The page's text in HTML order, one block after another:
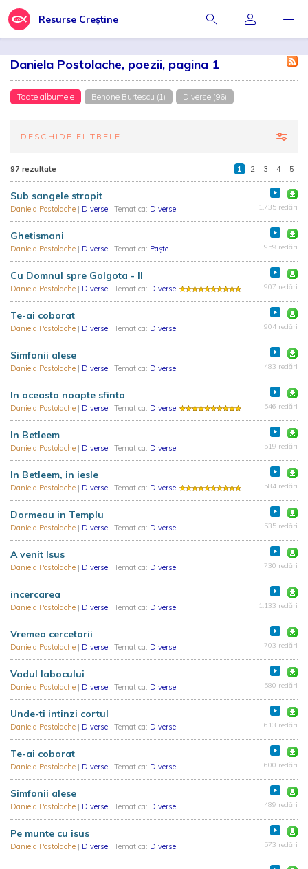
Resurse Creștine
Daniela Postolache, poezii, pagina 1
Toate albumele Benone Burtescu (1) Diverse (96)
DESCHIDE FILTRELE
97 rezultate 1 2 3 4 5
Sub sangele stropit
Daniela Postolache | Diverse | Tematica: Diverse 1.735 redări
Ghetismani
Daniela Postolache | Diverse | Tematica: Paște 959 redări
Cu Domnul spre Golgota - II
Daniela Postolache | Diverse | Tematica: Diverse 907 redări
Te-ai coborat
Daniela Postolache | Diverse | Tematica: Diverse 904 redări
Simfonii alese
Daniela Postolache | Diverse | Tematica: Diverse 483 redări
In aceasta noapte sfinta
Daniela Postolache | Diverse | Tematica: Diverse 546 redări
In Betleem
Daniela Postolache | Diverse | Tematica: Diverse 519 redări
In Betleem, in iesle
Daniela Postolache | Diverse | Tematica: Diverse 584 redări
Dormeau in Templu
Daniela Postolache | Diverse | Tematica: Diverse 535 redări
A venit Isus
Daniela Postolache | Diverse | Tematica: Diverse 730 redări
incercarea
Daniela Postolache | Diverse | Tematica: Diverse 1.133 redări
Vremea cercetarii
Daniela Postolache | Diverse | Tematica: Diverse 703 redări
Vadul Iabocului
Daniela Postolache | Diverse | Tematica: Diverse 580 redări
Unde-ti intinzi cortul
Daniela Postolache | Diverse | Tematica: Diverse 613 redări
Te-ai coborat
Daniela Postolache | Diverse | Tematica: Diverse 600 redări
Simfonii alese
Daniela Postolache | Diverse | Tematica: Diverse 489 redări
Pe munte cu isus
Daniela Postolache | Diverse | Tematica: Diverse 573 redări